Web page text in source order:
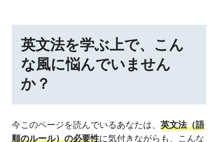
英文法を学ぶ上で、こん
な風に悩んでいません
か？
今このページを読んでいるあなたは、 英文法（語
順のルール）の必要性に気付きながらも、こんな